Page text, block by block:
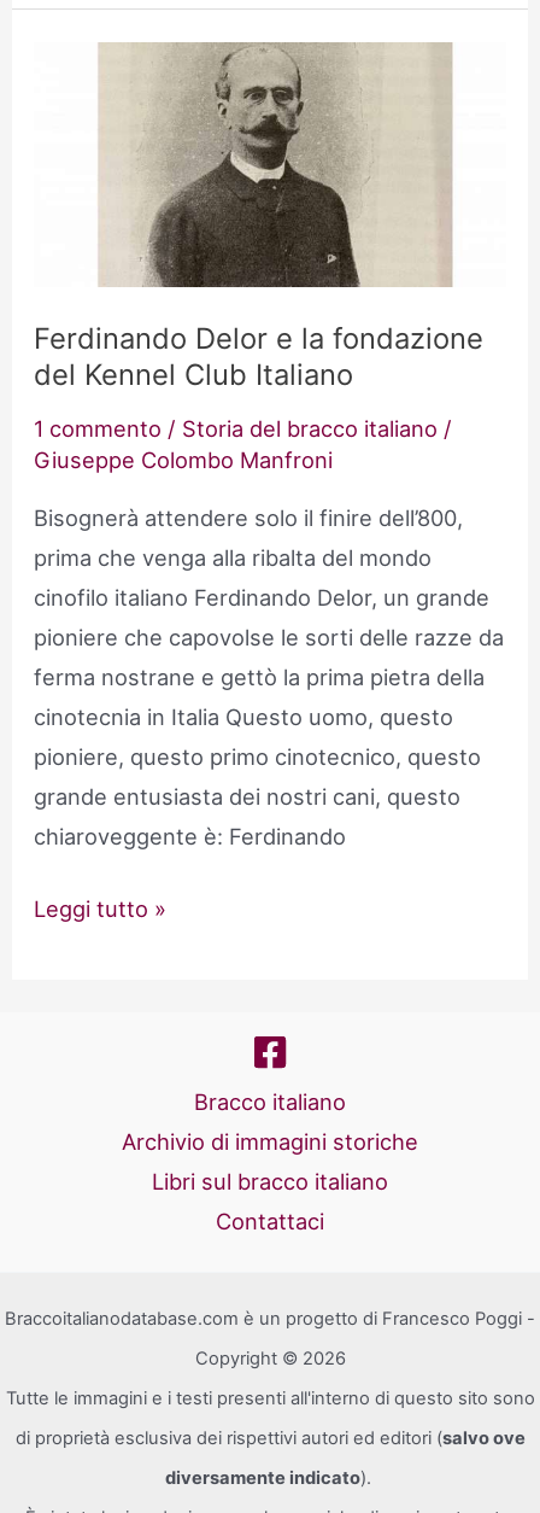
italiano
Ferdinando Delor e la fondazione
del Kennel Club Italiano
1 commento / Storia del bracco italiano /
Giuseppe Colombo Manfroni
Bisognerà attendere solo il finire dell’800,
prima che venga alla ribalta del mondo
cinofilo italiano Ferdinando Delor, un grande
pioniere che capovolse le sorti delle razze da
ferma nostrane e gettò la prima pietra della
cinotecnia in Italia Questo uomo, questo
pioniere, questo primo cinotecnico, questo
grande entusiasta dei nostri cani, questo
chiaroveggente è: Ferdinando
Ferdinando
Leggi tutto »
Bracco italiano
Archivio di immagini storiche
Libri sul bracco italiano
Contattaci
Braccoitalianodatabase.com è un progetto di Francesco Poggi -
Copyright © 2026
Tutte le immagini e i testi presenti all'interno di questo sito sono
di proprietà esclusiva dei rispettivi autori ed editori (salvo ove
diversamente indicato).